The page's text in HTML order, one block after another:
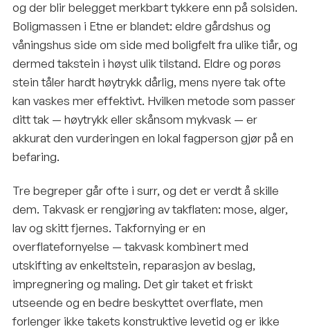
og der blir belegget merkbart tykkere enn på solsiden.
Boligmassen i Etne er blandet: eldre gårdshus og
våningshus side om side med boligfelt fra ulike tiår, og
dermed takstein i høyst ulik tilstand. Eldre og porøs
stein tåler hardt høytrykk dårlig, mens nyere tak ofte
kan vaskes mer effektivt. Hvilken metode som passer
ditt tak — høytrykk eller skånsom mykvask — er
akkurat den vurderingen en lokal fagperson gjør på en
befaring.
Tre begreper går ofte i surr, og det er verdt å skille
dem. Takvask er rengjøring av takflaten: mose, alger,
lav og skitt fjernes. Takfornying er en
overflatefornyelse — takvask kombinert med
utskifting av enkeltstein, reparasjon av beslag,
impregnering og maling. Det gir taket et friskt
utseende og en bedre beskyttet overflate, men
forlenger ikke takets konstruktive levetid og er ikke